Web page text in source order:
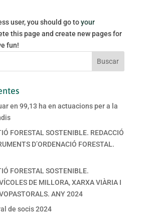
user, you should go toyour
this page and create new pages for
fun!
en 99,13 ha en actuacions per a la
FORESTAL SOSTENIBLE. REDACCIÓ
D’ORDENACIÓ FORESTAL.
FORESTAL SOSTENIBLE.
DE MILLORA, XARXA VIÀRIA I
ANY 2024
de socis 2024